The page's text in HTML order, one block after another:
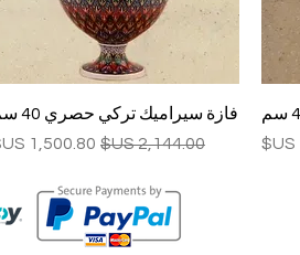
العرض السريع
فازة سيراميك تركي حصري 40 سم
سعر عادي
سعر البيع